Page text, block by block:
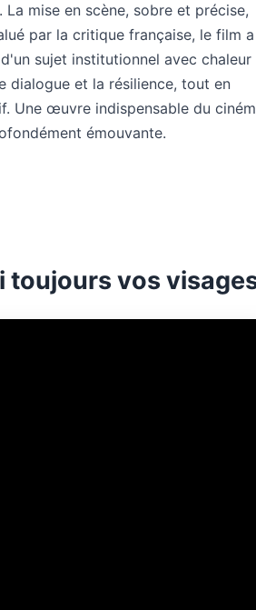
mise en scène, sobre et précise,
par la critique française, le film a
sujet institutionnel avec chaleur
dialogue et la résilience, tout en
Une œuvre indispensable du
émouvante.
toujours vos